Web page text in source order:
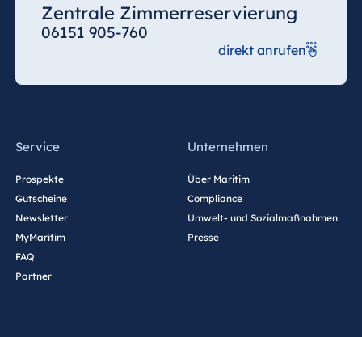
Zentrale Zimmerreservierung
06151 905-760
direkt anrufen
Service
Prospekte
Gutscheine
Newsletter
MyMaritim
FAQ
Partner
Unternehmen
Über Maritim
Compliance
Umwelt- und Sozialmaßnahmen
Presse